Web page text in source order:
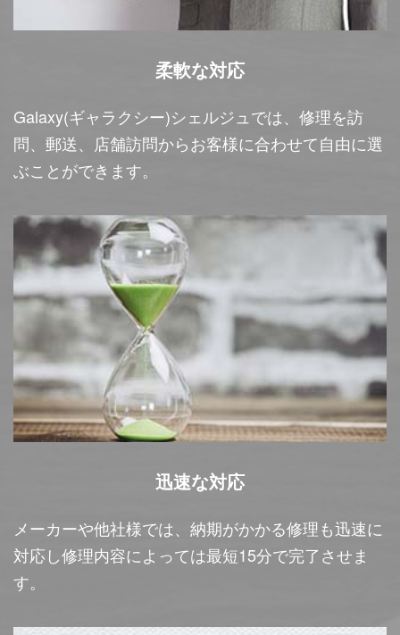
柔軟な対応
Galaxy(ギャラクシー)シェルジュでは、修理を訪
問、郵送、店舗訪問からお客様に合わせて自由に選
ぶことができます。
迅速な対応
メーカーや他社様では、納期がかかる修理も迅速に
対応し修理内容によっては最短15分で完了させま
す。